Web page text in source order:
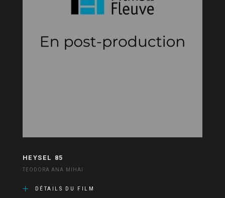
HEYSEL 85
TEODORA ANA MIHAI
DÉTAILS DU FILM